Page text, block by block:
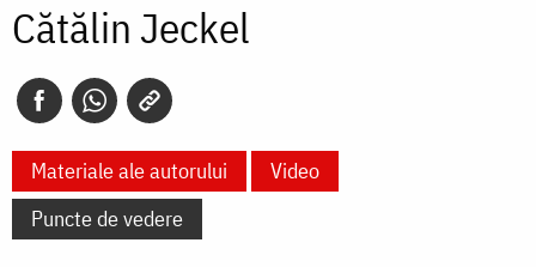
Cătălin Jeckel
Materiale ale autorului
Video
Puncte de vedere